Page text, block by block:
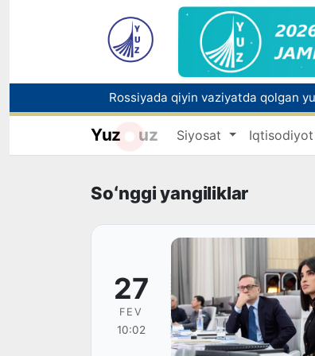
Oʻzbekistonda Barqaror rivojlanish
Yuz uz Siyosat Iqtisodiyot
Soʻnggi yangiliklar
27
FEV
10:02